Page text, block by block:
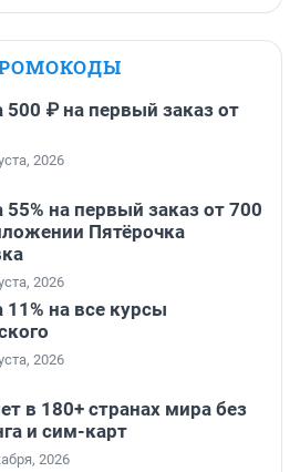
500 ₽ на первый заказ от
2026
на первый заказ от 700
Пятёрочка
2026
11% на все курсы
2026
в 180+ странах мира без
и сим-карт
2026